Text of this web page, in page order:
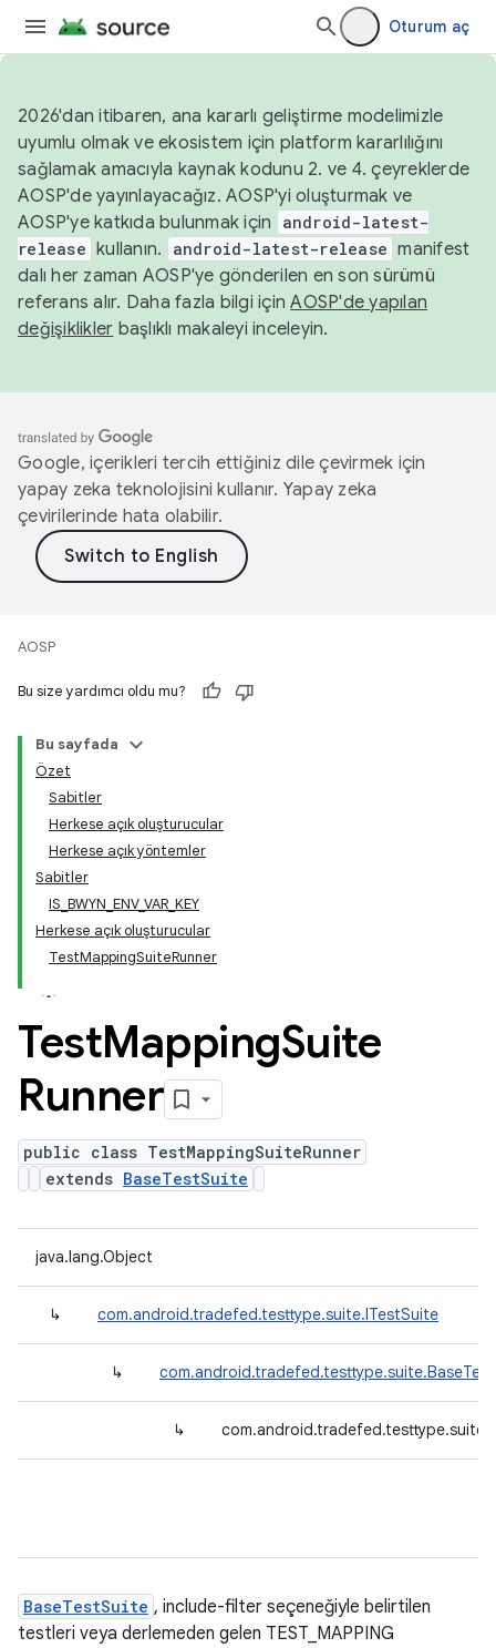
Oturum aç
2026'dan itibaren, ana kararlı geliştirme modelimizle
uyumlu olmak ve ekosistem için platform kararlılığını
sağlamak amacıyla kaynak kodunu 2. ve 4. çeyreklerde
AOSP'de yayınlayacağız. AOSP'yi oluşturmak ve
AOSP'ye katkıda bulunmak için
android-latest-
release kullanın. android-latest-release manifest
dalı her zaman AOSP'ye gönderilen en son sürümü
referans alır. Daha fazla bilgi içinAOSP'de yapılan
değişiklikler başlıklı makaleyi inceleyin.
Google, içerikleri tercih ettiğiniz dile çevirmek için
yapay zeka teknolojisini kullanır. Yapay zeka
çevirilerinde hata olabilir.
AOSP
Bu size yardımcı oldu mu?
Bu sayfada
Özet
Sabitler
Herkese açık oluşturucular
Herkese açık yöntemler
Sabitler
IS_BWYN_ENV_VAR_KEY
Herkese açık oluşturucular
TestMappingSuiteRunner
TestMappingSuite
Runner
public class TestMappingSuiteRunner
extends BaseTestSuite
java.lang.Object
↳ com.android.tradefed.testtype.suite.ITestSuite
↳
↳
BaseTestSuite , include-filter seçeneğiyle belirtilen
testleri veya derlemeden gelen TEST_MAPPING